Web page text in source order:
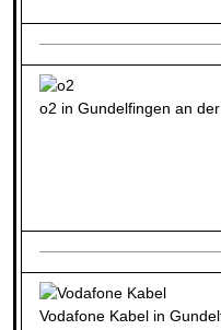
o2 in Gundelfingen an
Vodafone Kabel in